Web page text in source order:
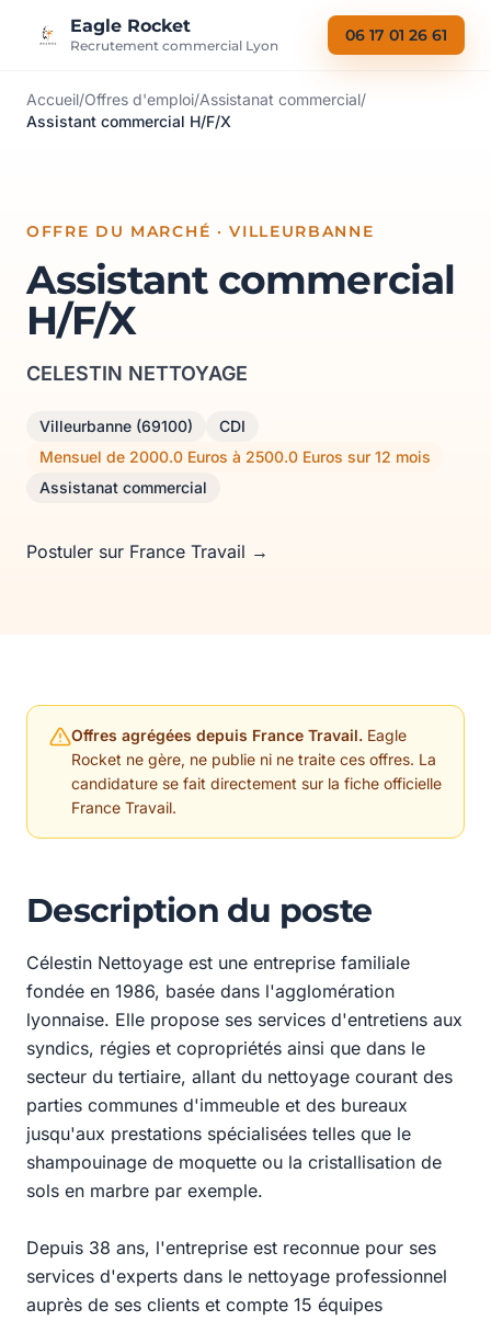
Eagle Rocket
Recrutement commercial Lyon
06 17 01 26 61
Accueil/Offres d'emploi/Assistanat commercial/
Assistant commercial H/F/X
OFFRE DU MARCHÉ · VILLEURBANNE
Assistant commercial
H/F/X
CELESTIN NETTOYAGE
Villeurbanne (69100)
CDI
Mensuel de 2000.0 Euros à 2500.0 Euros sur 12 mois
Assistanat commercial
Postuler sur France Travail →
Offres agrégées depuis France Travail. Eagle
Rocket ne gère, ne publie ni ne traite ces offres. La
candidature se fait directement sur la fiche officielle
France Travail.
Description du poste
Célestin Nettoyage est une entreprise familiale
fondée en 1986, basée dans l'agglomération
lyonnaise. Elle propose ses services d'entretiens aux
syndics, régies et copropriétés ainsi que dans le
secteur du tertiaire, allant du nettoyage courant des
parties communes d'immeuble et des bureaux
jusqu'aux prestations spécialisées telles que le
shampouinage de moquette ou la cristallisation de
sols en marbre par exemple.
Depuis 38 ans, l'entreprise est reconnue pour ses
services d'experts dans le nettoyage professionnel
auprès de ses clients et compte 15 équipes